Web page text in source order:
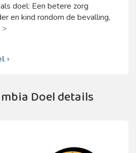
doel: Een betere zorg
en kind rondom de bevalling,
>
›
Doel details